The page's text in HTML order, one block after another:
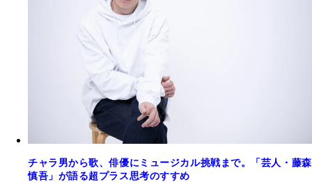
チャラ男から歌、俳優にミュージカル挑戦まで。「芸人・藤森
慎吾」が語る超プラス思考のすすめ